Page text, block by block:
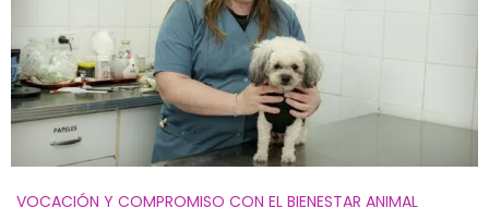
VOCACIÓN Y COMPROMISO CON EL BIENESTAR ANIMAL